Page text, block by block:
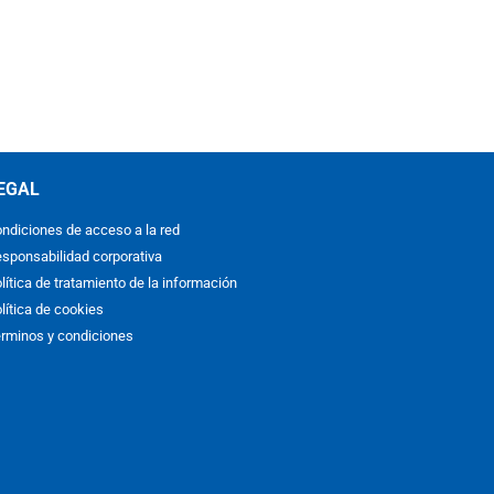
de acceso a la red
corporativa
de tratamiento de la información
de cookies
y condiciones